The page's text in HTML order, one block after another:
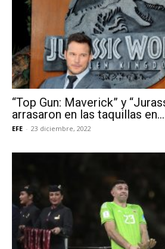
“Top Gun: Maverick” y
arrasaron en las taquillas en...
EFE - 23 diciembre, 2022